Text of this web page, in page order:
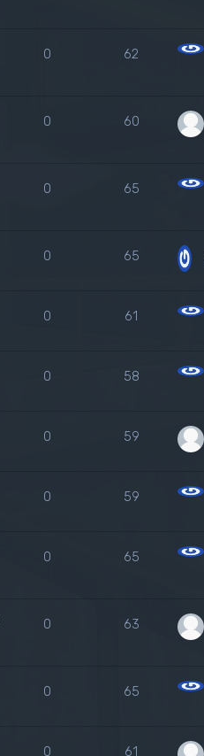
0 62
0 60
0 65
0 65
0 61
0 58
0 59
0 59
0 65
0 63
0 65
0 61